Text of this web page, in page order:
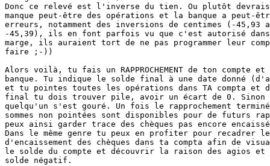
Donc ce relevé est l'inverse du tien. Ou plutôt
manque peut-être des opérations et la banque a peut-
erreurs, notamment des inversions de centimes (-45,93
-45,39), ils en font parfois vu que c'est autorisé
marge, ils auraient tort de ne pas programmer leur
faire ;-))
Alors voilà, tu fais un RAPPROCHEMENT de ton compte
banque. Tu indique le solde final à une date donné
et tu pointes toutes les opérations dans TA compta et
final tu dois trouver pile, avoir un écart de 0. Sinon
quelqu'un s'est gouré. Un fois le rapprochement
sommes non pointées sont disponibles pour de futurs
peux ainsi garder trace des chèques pas encore
Dans le même genre tu peux en profiter pour recadrer
d'encaissement des chèques dans ta compta afin de
le solde du compte et découvrir la raison des agios
solde négatif.